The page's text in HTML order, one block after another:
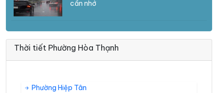
cần nhớ
Thời tiết Phường Hòa Thạnh
Phường Hiệp Tân